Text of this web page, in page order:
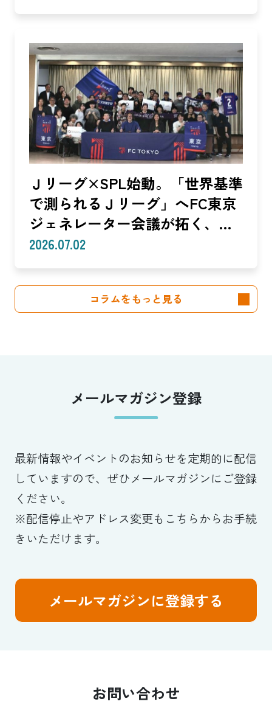
クラブは「社会実装」のハブへ
—（Splat Inc. 横井良昭）【後
編】
Ｊリーグ×SPL始動。「世界基準
で測られるＪリーグ」へFC東京
ジェネレーター会議が拓く、
「社会価値」を投資言語に変え
話」を「説明できる成果」に。
クラブは「社会実装」のハブへ
2026.07.02
コラムをもっと見る
メールマガジン登録
最新情報やイベントのお知らせを定期的に配信
していますので、ぜひメールマガジンにご登録
ください。
※配信停止やアドレス変更もこちらからお手続
きいただけます。
メールマガジンに登録する
お問い合わせ